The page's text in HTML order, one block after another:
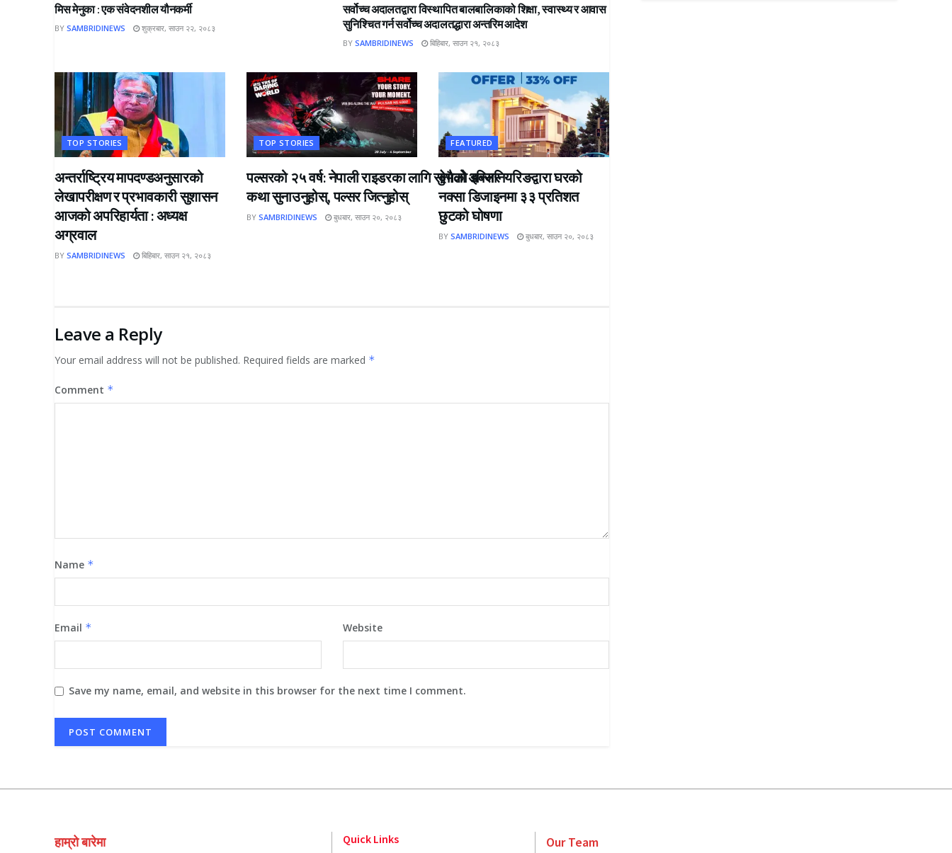
मिस मेनुका : एक संवेदनशील यौनकर्मी
BY SAMBRIDINEWS शुक्रबार, साउन २२, २०८३
सर्वोच्च अदालतद्वारा विस्थापित बालबालिकाको शिक्षा, स्वास्थ्य र आवास
सुनिश्चित गर्न सर्वोच्च अदालतद्धारा अन्तरिम आदेश
BY SAMBRIDINEWS बिहिबार, साउन २१, २०८३
TOP STORIES
अन्तर्राष्ट्रिय मापदण्डअनुसारको
लेखापरीक्षण र प्रभावकारी सुशासन
आजको अपरिहार्यता : अध्यक्ष
अग्रवाल
BY SAMBRIDINEWS बिहिबार, साउन २१, २०८३
TOP STORIES
पल्सरको २५ वर्ष: नेपाली राइडरका लागि सुनौलो अवसर
कथा सुनाउनुहोस्, पल्सर जित्नुहोस्
BY SAMBRIDINEWS बुधबार, साउन २०, २०८३
FEATURED
देभको इन्जिनियरिङद्वारा घरको
नक्सा डिजाइनमा ३३ प्रतिशत
छुटको घोषणा
BY SAMBRIDINEWS बुधबार, साउन २०, २०८३
Leave a Reply
Your email address will not be published. Required fields are marked *
Comment *
Name *
Email * Website
Save my name, email, and website in this browser for the next time I comment.
हाम्रो बारेमा Quick Links Our Team